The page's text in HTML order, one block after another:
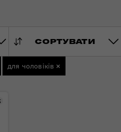
СОРТУВАТИ
для чоловіків ×
Порівняти